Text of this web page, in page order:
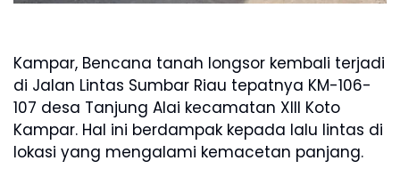
Kampar, Bencana tanah longsor kembali terjadi
di Jalan Lintas Sumbar Riau tepatnya KM-106-
107 desa Tanjung Alai kecamatan XIII Koto
Kampar. Hal ini berdampak kepada lalu lintas di
lokasi yang mengalami kemacetan panjang.